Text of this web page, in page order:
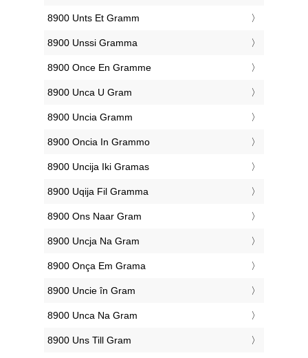
‎8900 Unts Et Gramm
‎8900 Unssi Gramma
‎8900 Once En Gramme
‎8900 Unca U Gram
‎8900 Uncia Gramm
‎8900 Oncia In Grammo
‎8900 Uncija Iki Gramas
‎8900 Uqija Fil Gramma
‎8900 Ons Naar Gram
‎8900 Uncja Na Gram
‎8900 Onça Em Grama
‎8900 Uncie în Gram
‎8900 Unca Na Gram
‎8900 Uns Till Gram